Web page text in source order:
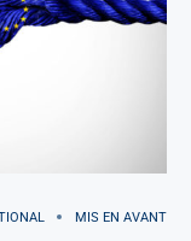
MIS EN AVANT